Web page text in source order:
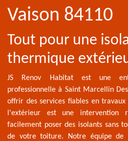
Vaison 84110
Tout pour une
thermique
JS Renov Habitat est une
professionnelle à Saint Marcellin
offrir des services fiables en
l'extérieur est une intervention
facilement poser des isolants sans
de votre toiture. Notre équipe de